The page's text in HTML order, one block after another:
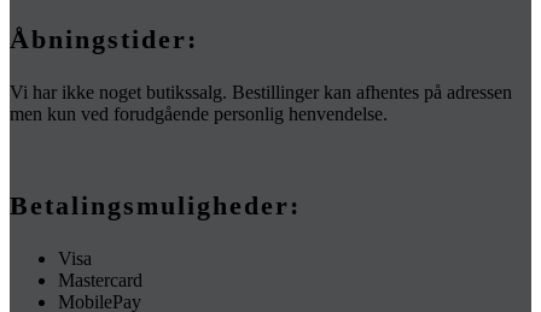
Åbningstider:
Vi har ikke noget butikssalg. Bestillinger kan afhentes på adressen
men kun ved forudgående personlig henvendelse.
Betalingsmuligheder:
Visa
Mastercard
MobilePay